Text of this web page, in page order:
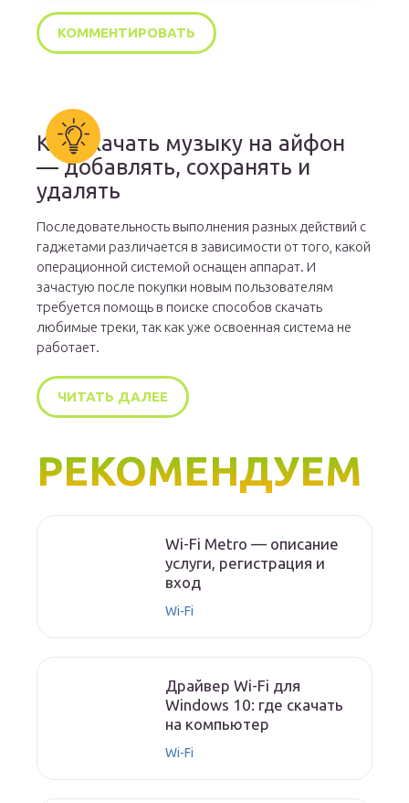
Как скачать музыку на айфон
— добавлять, сохранять и
удалять
Последовательность выполнения разных действий с
гаджетами различается в зависимости от того, какой
операционной системой оснащен аппарат. И
зачастую после покупки новым пользователям
требуется помощь в поиске способов скачать
любимые треки, так как уже освоенная система не
работает.
ЧИТАТЬ ДАЛЕЕ
РЕКОМЕНДУЕМ
Wi-Fi Metro — описание
услуги, регистрация и
вход
Wi-Fi
Драйвер Wi-Fi для
Windows 10: где скачать
на компьютер
Wi-Fi